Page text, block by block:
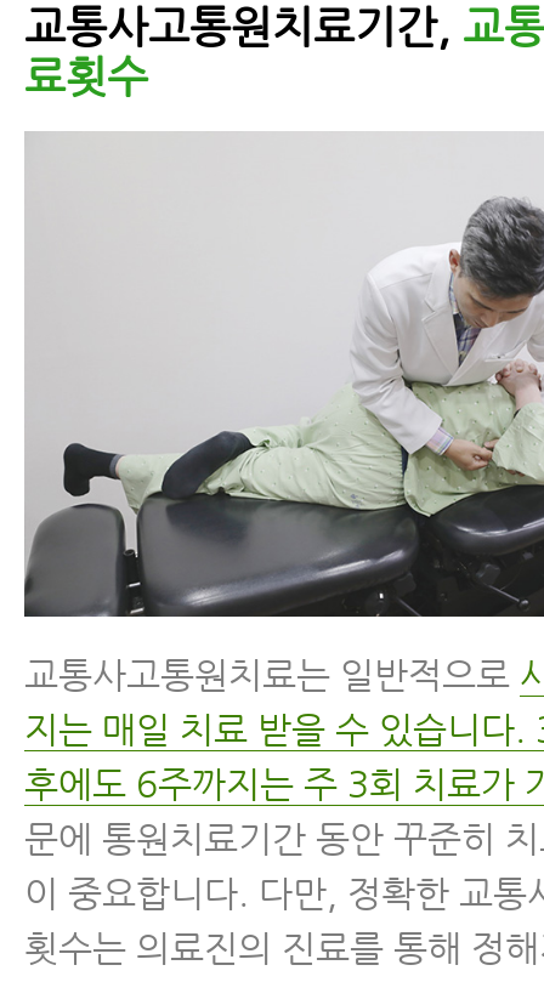
교통사고통원치료기간, 교
료횟수
교통사고통원치료는 일반적으로
지는 매일 치료 받을 수 있습니다.
후에도 6주까지는 주 3회 치료가
문에 통원치료기간 동안 꾸준히
이 중요합니다. 다만, 정확한 교통
횟수는 의료진의 진료를 통해 정